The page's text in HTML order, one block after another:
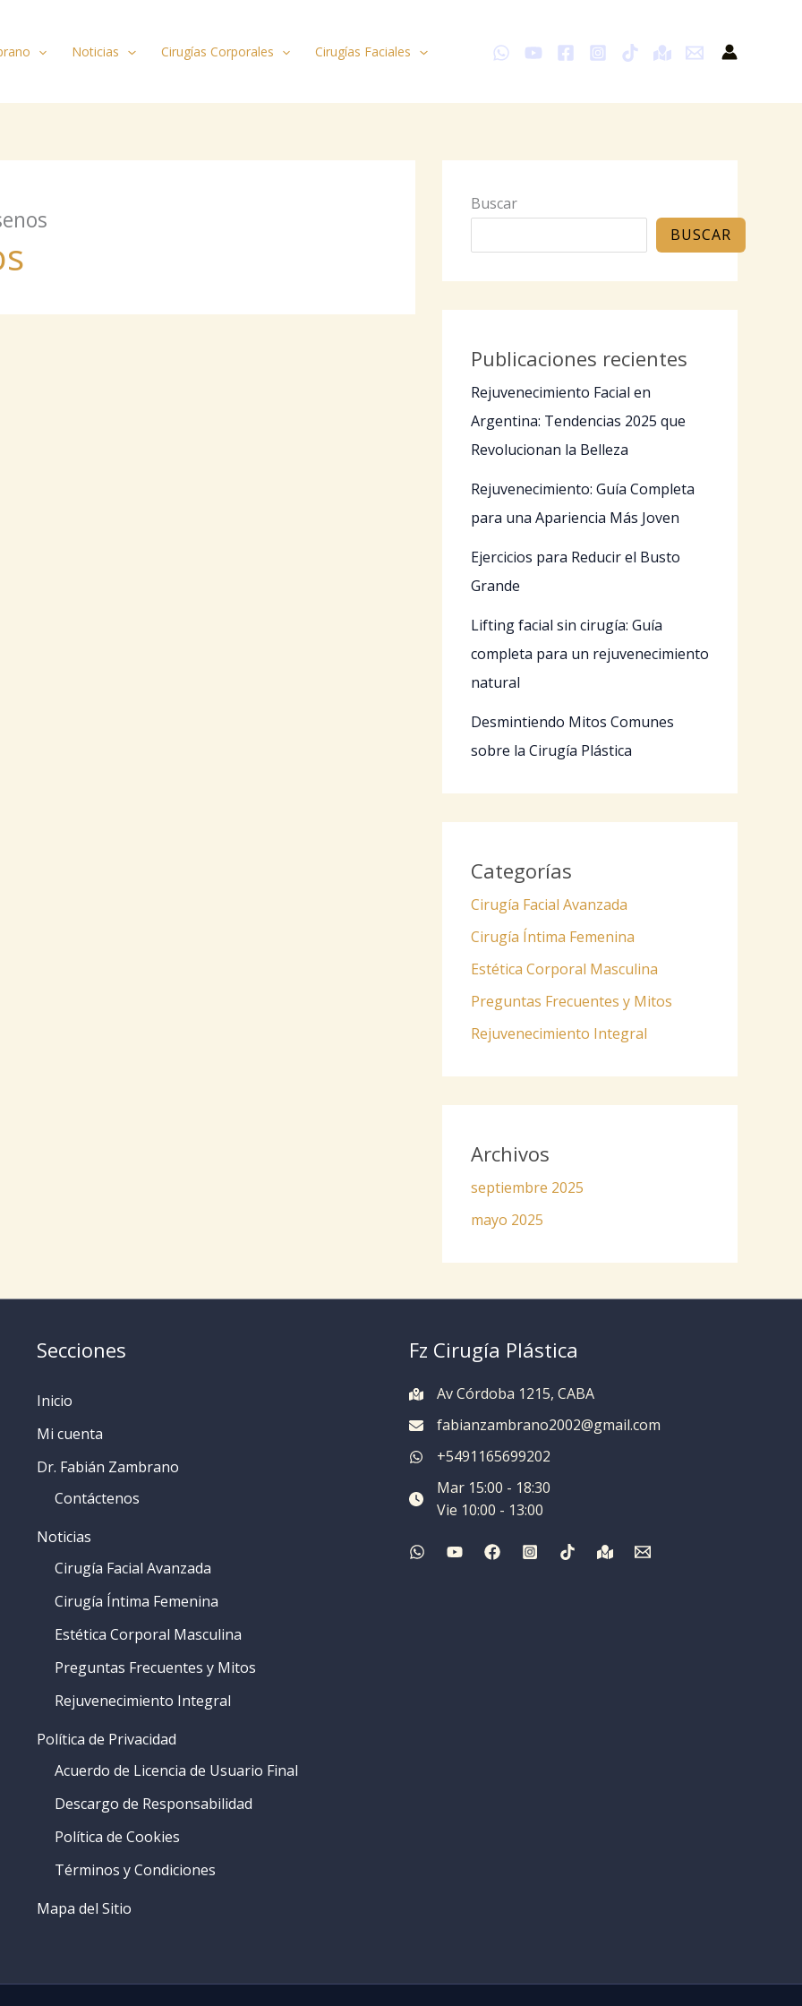
Noticias Cirugías Corporales Cirugías Faciales
Buscar
BUSCAR
Publicaciones recientes
Rejuvenecimiento Facial en
Argentina: Tendencias 2025 que
Revolucionan la Belleza
Rejuvenecimiento: Guía Completa
para una Apariencia Más Joven
Ejercicios para Reducir el Busto
Grande
Lifting facial sin cirugía: Guía
completa para un rejuvenecimiento
natural
Desmintiendo Mitos Comunes
sobre la Cirugía Plástica
Categorías
Cirugía Facial Avanzada
Cirugía Íntima Femenina
Estética Corporal Masculina
Preguntas Frecuentes y Mitos
Rejuvenecimiento Integral
Archivos
septiembre 2025
mayo 2025
Secciones
Inicio
Mi cuenta
Dr. Fabián Zambrano
Contáctenos
Noticias
Cirugía Facial Avanzada
Cirugía Íntima Femenina
Estética Corporal Masculina
Preguntas Frecuentes y Mitos
Rejuvenecimiento Integral
Política de Privacidad
Acuerdo de Licencia de Usuario Final
Descargo de Responsabilidad
Política de Cookies
Términos y Condiciones
Mapa del Sitio
Fz Cirugía Plástica
Av Córdoba 1215, CABA
fabianzambrano2002@gmail.com
+5491165699202
Mar 15:00 - 18:30
Vie 10:00 - 13:00